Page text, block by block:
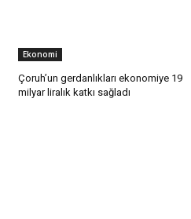
Ekonomi
Çoruh’un gerdanlıkları ekonomiye 19
milyar liralık katkı sağladı